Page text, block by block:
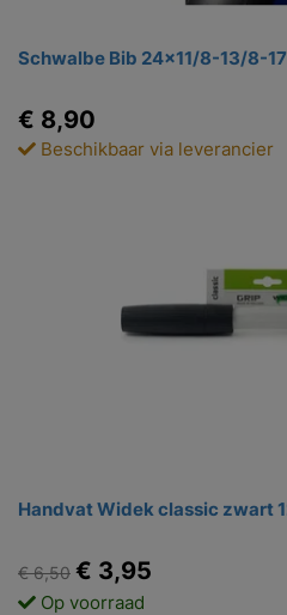
Schwalbe Bib 24x11/8-13/8-
€ 8,90
Beschikbaar via leverancier
Handvat Widek classic zwart
€ 6,50 € 3,95
Op voorraad